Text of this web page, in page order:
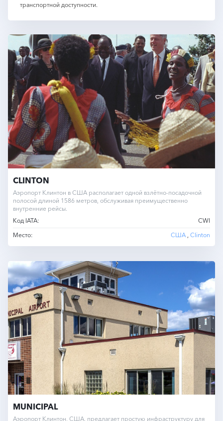
транспортной доступности.
CLINTON
Аэропорт Клинтон в США располагает одной взлётно-посадочной
полосой длиной 1586 метров, обслуживая преимущественно
внутренние рейсы.
Код IATA:
CWI
Место:
США Clinton
MUNICIPAL
Аэропорт Клинтон, США, предлагает простую инфраструктуру для